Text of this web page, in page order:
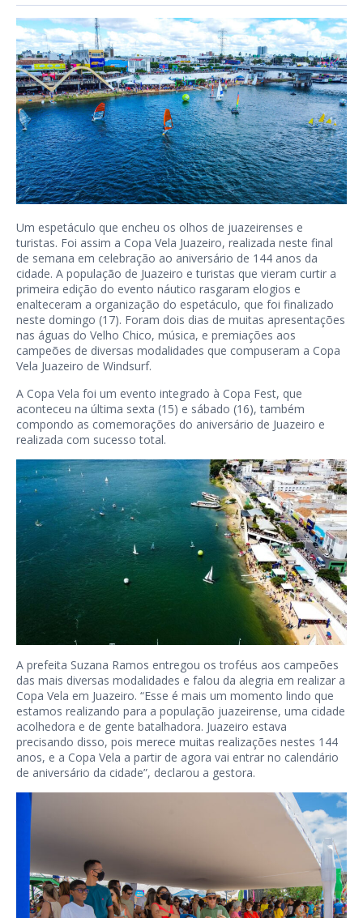
Um espetáculo que encheu os olhos de juazeirenses e
turistas. Foi assim a Copa Vela Juazeiro, realizada neste final
de semana em celebração ao aniversário de 144 anos da
cidade. A população de Juazeiro e turistas que vieram curtir a
primeira edição do evento náutico rasgaram elogios e
enalteceram a organização do espetáculo, que foi finalizado
neste domingo (17). Foram dois dias de muitas apresentações
nas águas do Velho Chico, música, e premiações aos
campeões de diversas modalidades que compuseram a Copa
Vela Juazeiro de Windsurf.
A Copa Vela foi um evento integrado à Copa Fest, que
aconteceu na última sexta (15) e sábado (16), também
compondo as comemorações do aniversário de Juazeiro e
realizada com sucesso total.
A prefeita Suzana Ramos entregou os troféus aos campeões
das mais diversas modalidades e falou da alegria em realizar a
Copa Vela em Juazeiro. “Esse é mais um momento lindo que
estamos realizando para a população juazeirense, uma cidade
acolhedora e de gente batalhadora. Juazeiro estava
precisando disso, pois merece muitas realizações nestes 144
anos, e a Copa Vela a partir de agora vai entrar no calendário
de aniversário da cidade”, declarou a gestora.